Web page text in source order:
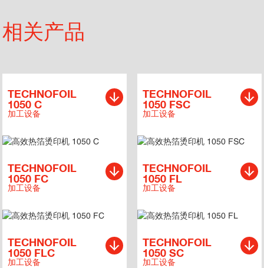
相关产品
TECHNOFOIL
1050 C
加工设备
TECHNOFOIL
1050 FSC
加工设备
TECHNOFOIL
1050 FC
加工设备
TECHNOFOIL
1050 FL
加工设备
TECHNOFOIL
1050 FLC
加工设备
TECHNOFOIL
1050 SC
加工设备